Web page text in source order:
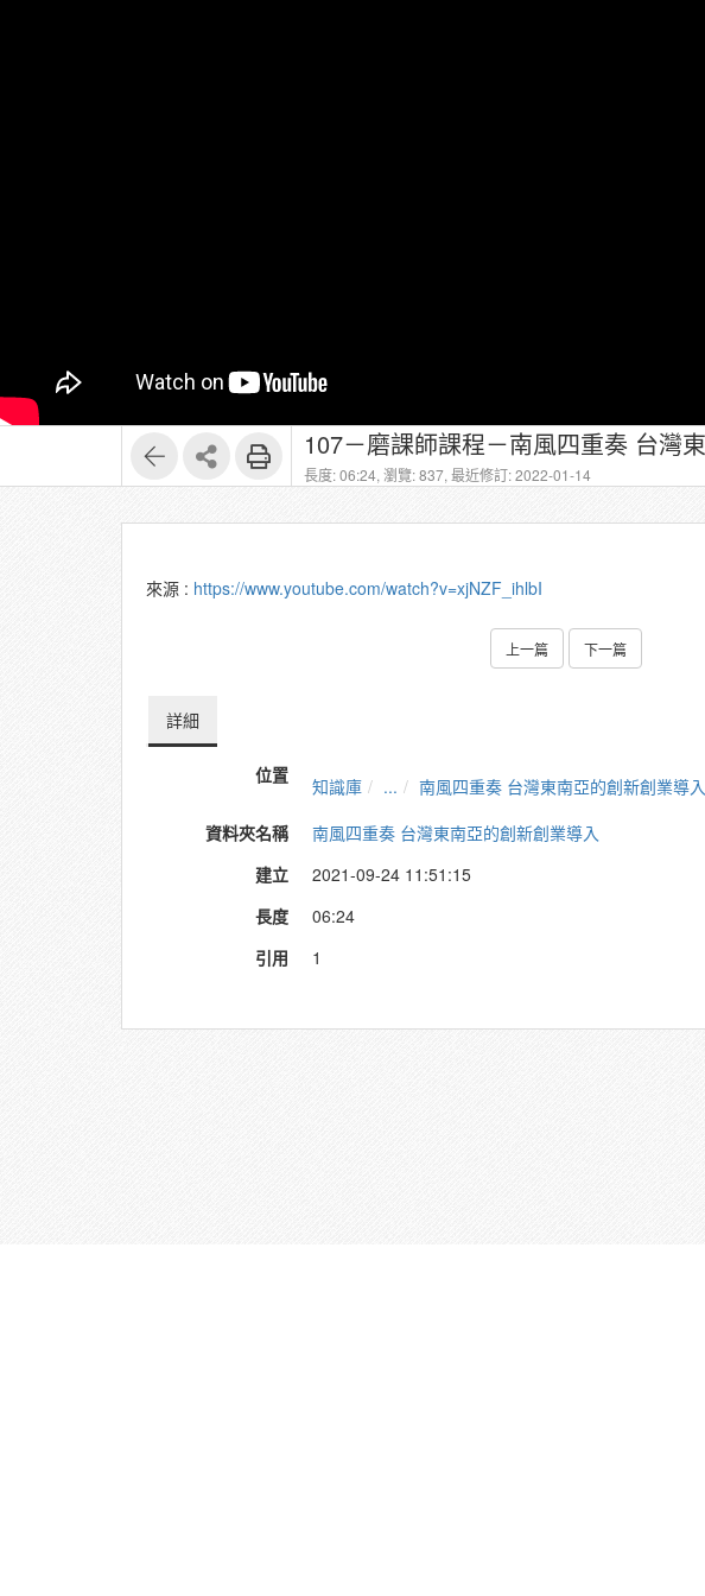
長度: 06:24, 瀏覽: 837, 最近修訂: 2022-01-14
來源 : https://www.youtube.com/watch?v=xjNZF_ihlbI
上一篇 下一篇
詳細
位置 知識庫 ...
南風四重奏 台灣東南亞的創新創業導入
資料夾名稱
南風四重奏 台灣東南亞的創新創業導入
建立
2021-09-24 11:51:15
長度
06:24
引用
1